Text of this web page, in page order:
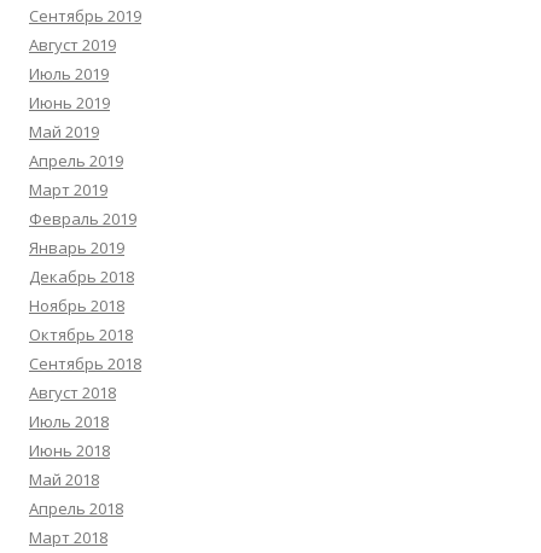
Сентябрь 2019
Август 2019
Июль 2019
Июнь 2019
Май 2019
Апрель 2019
Март 2019
Февраль 2019
Январь 2019
Декабрь 2018
Ноябрь 2018
Октябрь 2018
Сентябрь 2018
Август 2018
Июль 2018
Июнь 2018
Май 2018
Апрель 2018
Март 2018